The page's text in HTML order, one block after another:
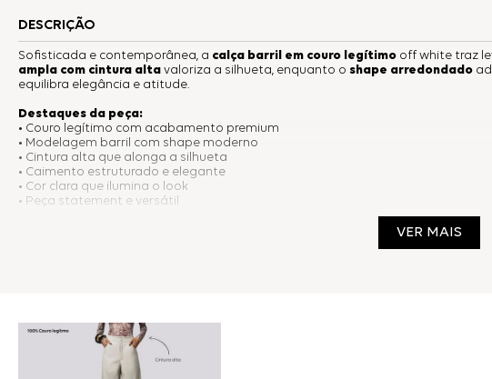
DESCRIÇÃO
Sofisticada e contemporânea, a calça barril em couro legítimo off white traz
ampla com cintura alta valoriza a silhueta, enquanto o shape arredondado
equilibra elegância e atitude.
Destaques da peça:
• Couro legítimo com acabamento premium
• Modelagem barril com shape moderno
• Cintura alta que alonga a silhueta
• Caimento estruturado e elegante
• Cor clara que ilumina o look
• Peça statement e versátil
100% Couro Legítimo
VER MAIS